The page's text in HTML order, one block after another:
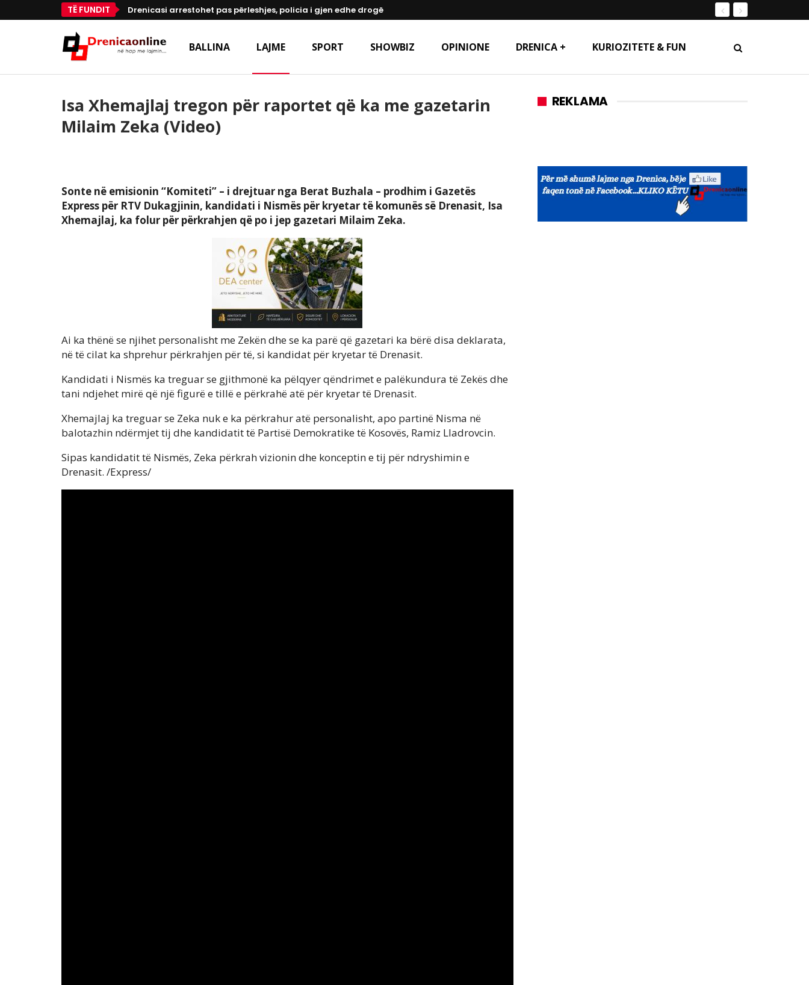
TË FUNDIT Drenicasi arrestohet pas përleshjes, policia i gjen edhe drogë
BALLINA LAJME SPORT SHOWBIZ OPINIONE DRENICA + KURIOZITETE & FUN
Isa Xhemajlaj tregon për raportet që ka me gazetarin
Milaim Zeka (Video)
Sonte në emisionin “Komiteti” – i drejtuar nga Berat Buzhala – prodhim i Gazetës
Express për RTV Dukagjinin, kandidati i Nismës për kryetar të komunës së Drenasit, Isa
Xhemajlaj, ka folur për përkrahjen që po i jep gazetari Milaim Zeka.
Ai ka thënë se njihet personalisht me Zekën dhe se ka parë që gazetari ka bërë disa deklarata,
në të cilat ka shprehur përkrahjen për të, si kandidat për kryetar të Drenasit.
Kandidati i Nismës ka treguar se gjithmonë ka pëlqyer qëndrimet e palëkundura të Zekës dhe
tani ndjehet mirë që një figurë e tillë e përkrahë atë për kryetar të Drenasit.
Xhemajlaj ka treguar se Zeka nuk e ka përkrahur atë personalisht, apo partinë Nisma në
balotazhin ndërmjet tij dhe kandidatit të Partisë Demokratike të Kosovës, Ramiz Lladrovcin.
Sipas kandidatit të Nismës, Zeka përkrah vizionin dhe konceptin e tij për ndryshimin e
Drenasit. /Express/
REKLAMA